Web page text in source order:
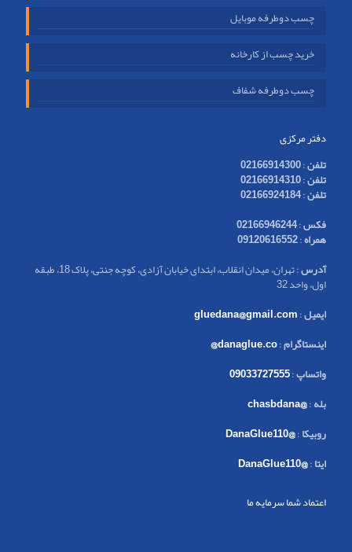
چسب دوطرفه موبایل
خرید چسب از کارخانه
چسب دوطرفه شفاف
دفتر مرکزی
تلفن:
02166914300
تلفن:
02166914310
تلفن:
02166924184
فکس:
02166946244
همراه:
09120616552
آدرس
: تهران، میدان انقلاب، ابتدای خیابان آزادی، کوچه جنتی، پلاک 18، طبقه
اول، واحد 32
ایمیل:
gluedana@gmail.com
اینستاگرام:
danaglue.co@
واتساپ:
09033727555
بله:
@chasbdana
روبیکا:
@DanaGlue110
ایتا:
@DanaGlue110
اعتماد شما سرمایه ما